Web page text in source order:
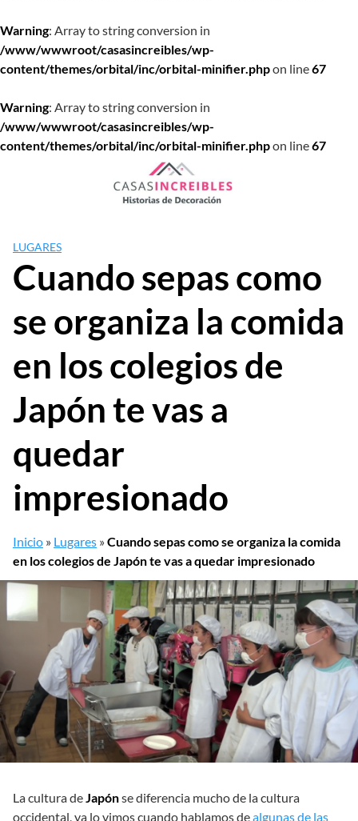
Warning: Array to string conversion in
/www/wwwroot/casasincreibles/wp-
content/themes/orbital/inc/orbital-minifier.phpon line67
Warning: Array to string conversion in
/www/wwwroot/casasincreibles/wp-
content/themes/orbital/inc/orbital-minifier.phpon line67
LUGARES
Cuando sepas como
se organiza la comida
en los colegios de
Japón te vas a
quedar
impresionado
Inicio » Lugares »Cuando sepas como se organiza la comida
en los colegios de Japón te vas a quedar impresionado
La cultura deJapónse diferencia mucho de la cultura
occidental, ya lo vimos cuando hablamos dealgunas de las